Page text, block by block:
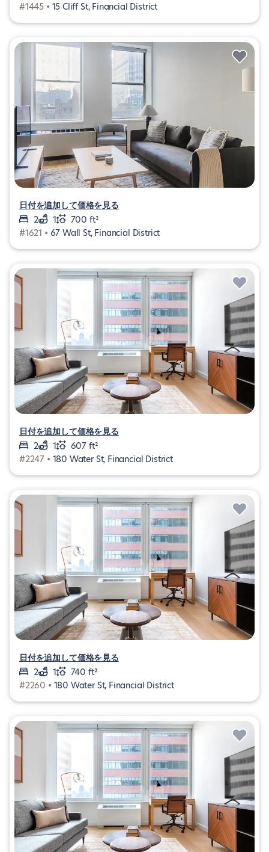
#1445 • 15 Cliff St, Financial District
日付を追加して価格を見る
2
1
700 ft²
#1621 • 67 Wall St, Financial District
日付を追加して価格を見る
2
1
607 ft²
#2247 • 180 Water St, Financial District
日付を追加して価格を見る
2
1
740 ft²
#2260 • 180 Water St, Financial District